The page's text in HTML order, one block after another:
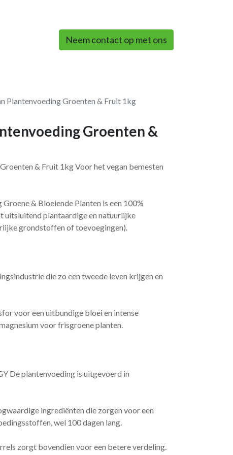
Neem contact op met ons
Plantenvoeding Groenten & Fruit 1kg
Groenten &
& Fruit 1kg Voor het vegan bemesten
& Bloeiende Planten is een 100%
uitsluitend plantaardige en natuurlijke
grondstoffen of toevoegingen).
die zo een tweede leven krijgen en
voor een uitbundige bloei en intense
voor frisgroene planten.
De plantenvoeding is uitgevoerd in
ingrediënten die zorgen voor een
wel 100 dagen lang.
zorgt bovendien voor een betere verdeling.